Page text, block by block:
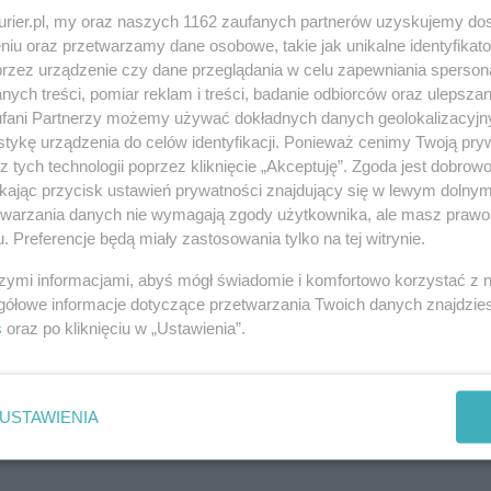
grzeczny , będącym efektem przekształcenia
dobry, taki jak ma być’.
celownika:ku uciesze,ku przyszłości,ku końcowi.
Krakowowiczyku Krakowu, którą dziś
,ku Gdańskowi,ku Szczecinowi.
my oraz naszych 1162 zaufanych partnerów uzyskujemy
oraz przetwarzamy dane osobowe, takie jak unikalne
urządzenie czy dane przeglądania w celu zapewniania
treści, pomiar reklam i treści, badanie odbiorców oraz
Partnerzy możemy używać dokładnych danych
urządzenia do celów identyfikacji. Ponieważ cenimy Twoją
tych technologii poprzez kliknięcie „Akceptuję”. Zgoda jest
przycisk ustawień prywatności znajdujący się w lewym
danych nie wymagają zgody użytkownika, ale masz
Preferencje będą miały zastosowania tylko na tej witrynie.
informacjami, abyś mógł świadomie i komfortowo korzystać z
informacje dotyczące przetwarzania Twoich danych
oraz po kliknięciu w „Ustawienia”.
USTAWIENIA